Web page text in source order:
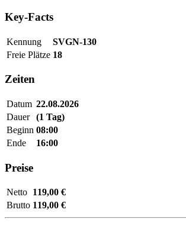
Key-Facts
Kennung
SVGN-130
Freie Plätze 18
Zeiten
Datum 22.08.2026
Dauer
(1 Tag)
Beginn 08:00
Ende
16:00
Preise
Netto 119,00 €
Brutto 119,00 €